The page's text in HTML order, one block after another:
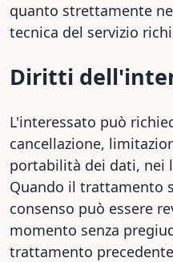
quanto strettamente
tecnica del servizio
Diritti
L'interessato può
cancellazione,
portabilità dei dati, nei
Quando il trattamento
consenso può essere
momento senza
trattamento